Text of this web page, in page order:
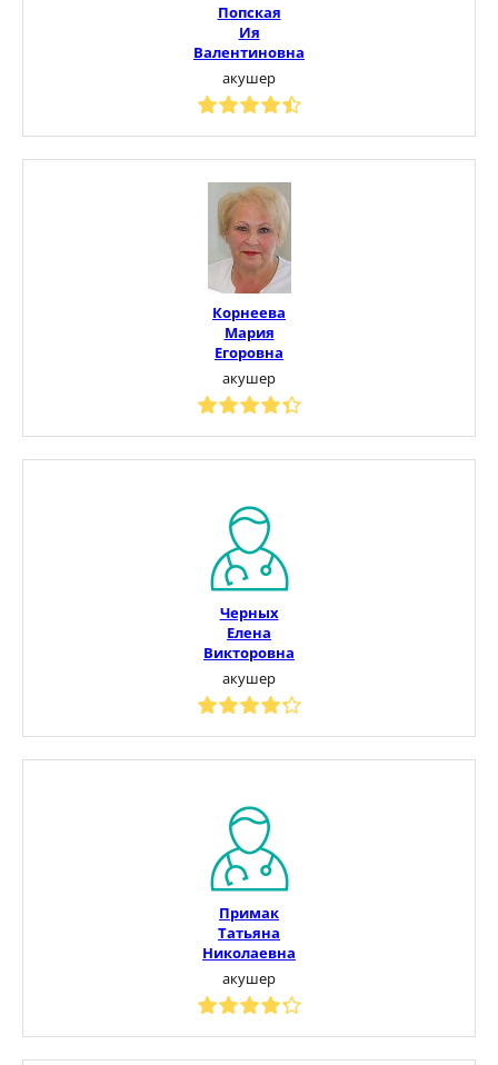
Попская
Ия
Валентиновна
акушер
Корнеева
Мария
Егоровна
акушер
Черных
Елена
Викторовна
акушер
Примак
Татьяна
Николаевна
акушер